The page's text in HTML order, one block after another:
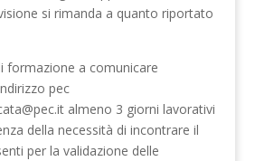
si rimanda a quanto riportato
formazione a comunicare
pec
almeno 3 giorni lavorativi
della necessità di incontrare il
per la validazione delle